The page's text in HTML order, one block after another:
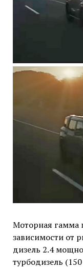
Моторная гамма
зависимости от
дизель 2.4
турбодизель